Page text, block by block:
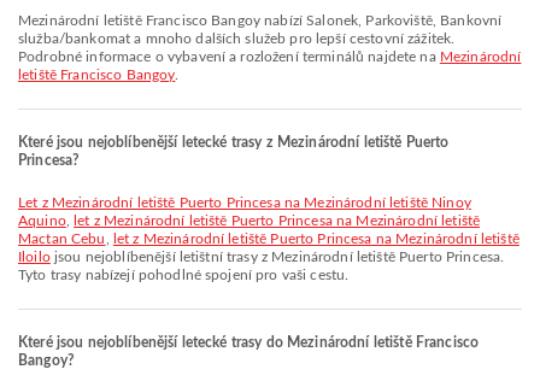
Mezinárodní letiště Francisco Bangoy nabízí Salonek, Parkoviště, Bankovní
služba/bankomat a mnoho dalších služeb pro lepší cestovní zážitek.
Podrobné informace o vybavení a rozložení terminálů najdete na Mezinárodní
letiště Francisco Bangoy
Které jsou nejoblíbenější letecké trasy z Mezinárodní letiště Puerto
Princesa?
let z Mezinárodní letiště Puerto Princesa na Mezinárodní letiště Ninoy
Aquino,
let z Mezinárodní letiště Puerto Princesa na Mezinárodní letiště
Mactan Cebu
let z Mezinárodní letiště Puerto Princesa na Mezinárodní letiště
Iloilojsou nejoblíbenější letištní trasy z Mezinárodní letiště Puerto Princesa.
Tyto trasy nabízejí pohodlné spojení pro vaši cestu.
Které jsou nejoblíbenější letecké trasy do Mezinárodní letiště Francisco
Bangoy?